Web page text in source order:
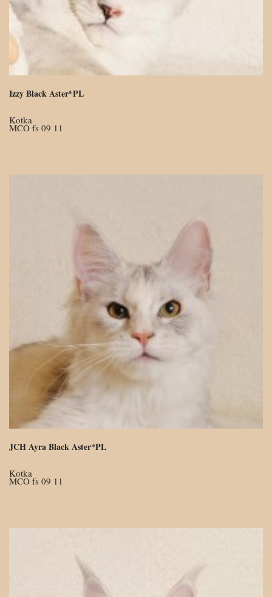
Izzy Black Aster*PL
Kotka
MCO fs 09 11
JCH Ayra Black Aster*PL
Kotka
MCO fs 09 11